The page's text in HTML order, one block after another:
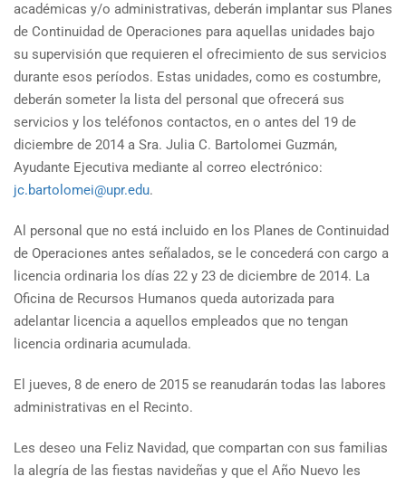
académicas y/o administrativas, deberán implantar sus Planes
de Continuidad de Operaciones para aquellas unidades bajo
su supervisión que requieren el ofrecimiento de sus servicios
durante esos períodos. Estas unidades, como es costumbre,
deberán someter la lista del personal que ofrecerá sus
servicios y los teléfonos contactos, en o antes del 19 de
diciembre de 2014 a Sra. Julia C. Bartolomei Guzmán,
Ayudante Ejecutiva mediante al correo electrónico:
jc.bartolomei@upr.edu.
Al personal que no está incluido en los Planes de Continuidad
de Operaciones antes señalados, se le concederá con cargo a
licencia ordinaria los días 22 y 23 de diciembre de 2014. La
Oficina de Recursos Humanos queda autorizada para
adelantar licencia a aquellos empleados que no tengan
licencia ordinaria acumulada.
El jueves, 8 de enero de 2015 se reanudarán todas las labores
administrativas en el Recinto.
Les deseo una Feliz Navidad, que compartan con sus familias
la alegría de las fiestas navideñas y que el Año Nuevo les